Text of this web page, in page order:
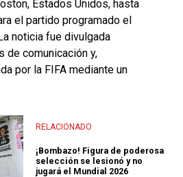
Estados Unidos, hasta
el partido programado el
noticia fue divulgada
de comunicación y,
por la FIFA mediante un
RELACIONADO
¡Bombazo! Figura de poderosa
selección se lesionó y no
jugará el Mundial 2026